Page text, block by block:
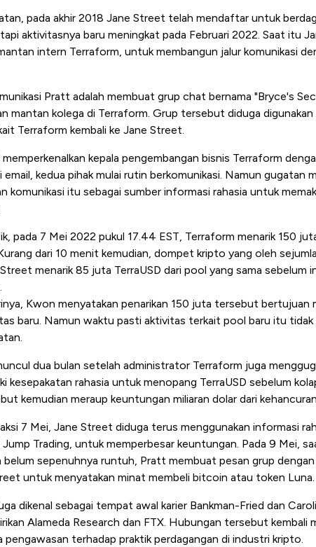
pada akhir 2018 Jane Street telah mendaftar untuk
aktivitasnya baru meningkat pada Februari 2022. Saat itu
intern Terraform, untuk membangun jalur komunikasi
Pratt adalah membuat grup chat bernama "Bryce's
mantan kolega di Terraform. Grup tersebut diduga
Terraform kembali ke Jane Street.
kepala pengembangan bisnis Terraform
email, kedua pihak mulai rutin berkomunikasi. Namun gugatan
komunikasi itu sebagai sumber informasi rahasia untuk
pada 7 Mei 2022 pukul 17.44 EST, Terraform menarik 150
dari 10 menit kemudian, dompet kripto yang oleh
menarik 85 juta TerraUSD dari pool yang sama sebelum
Kwon menyatakan penarikan 150 juta tersebut bertujuan
baru. Namun waktu pasti aktivitas terkait pool baru itu tidak
dua bulan setelah administrator Terraform juga
kesepakatan rahasia untuk menopang TerraUSD sebelum
kemudian meraup keuntungan miliaran dolar dari
7 Mei, Jane Street diduga terus menggunakan informasi
Trading, untuk memperbesar keuntungan. Pada 9 Mei,
belum sepenuhnya runtuh, Pratt membuat pesan grup
untuk menyatakan minat membeli bitcoin atau token Luna.
dikenal sebagai tempat awal karier Bankman-Fried dan
Alameda Research dan FTX. Hubungan tersebut kembali
pengawasan terhadap praktik perdagangan di industri kripto.